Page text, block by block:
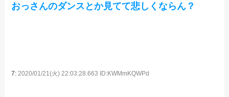
おっさんのダンスとか見てて悲しくならん？
7: 2020/01/21(火) 22:03:28.663 ID:KWMmKQWPd